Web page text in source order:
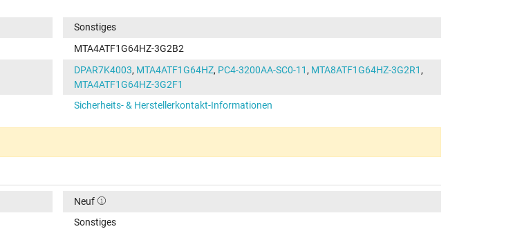
Sonstiges
MTA4ATF1G64HZ-3G2B2
DPAR7K4003, MTA4ATF1G64HZ, PC4-3200AA-SC0-11 , MTA8ATF1G64HZ-3G2R1 ,
MTA4ATF1G64HZ-3G2F1
Sicherheits- & Herstellerkontakt-Informationen
Neuf
Sonstiges